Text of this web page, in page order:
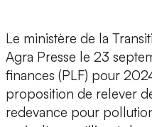
Le ministère de la
Agra Presse le 23
finances (PLF) pour
proposition de relever
redevance pour